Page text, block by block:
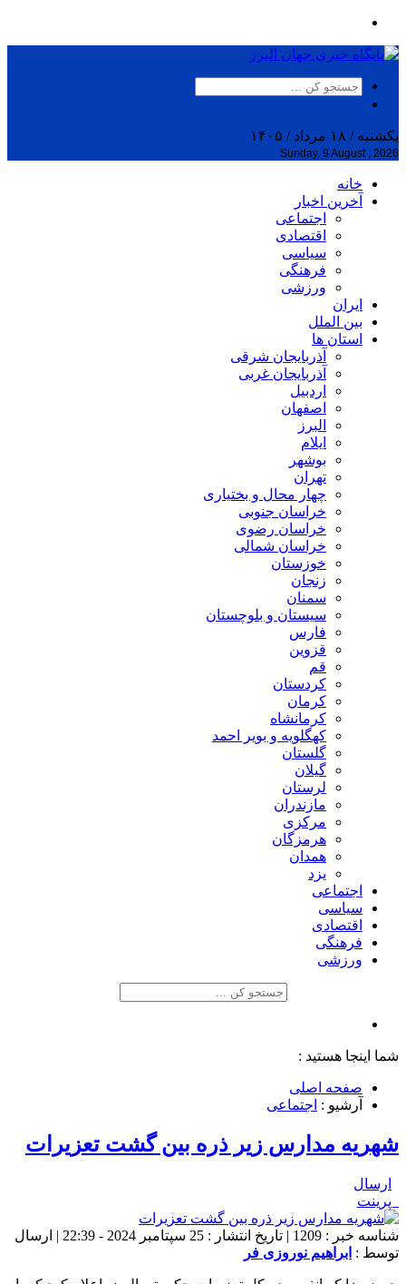
یکشنبه / ۱۸ مرداد / ۱۴۰۵
Sunday, 9 August , 2026
خانه
آخرین اخبار
اجتماعی
اقتصادی
سیاسی
فرهنگی
ورزشی
ایران
بین الملل
استان ها
آذربایجان شرقی
آذربایجان غربی
اردبیل
اصفهان
البرز
ایلام
بوشهر
تهران
چهار محال و بختیاری
خراسان جنوبی
خراسان رضوی
خراسان شمالی
خوزستان
زنجان
سمنان
سیستان و بلوچستان
فارس
قزوین
قم
کردستان
کرمان
کرمانشاه
کهگلویه و بویر احمد
گلستان
گیلان
لرستان
مازندران
مرکزی
هرمزگان
همدان
یزد
اجتماعی
سیاسی
اقتصادی
فرهنگی
ورزشی
شما اینجا هستید :
صفحه اصلی
آرشیو : اجتماعی
شهریه مدارس زیر ذره بین گشت تعزیرات
ارسال
پرینت
شناسه خبر : 1209 | تاریخ انتشار : 25 سپتامبر 2024 - 22:39 | ارسال
توسط : ابراهیم نوروزی فر